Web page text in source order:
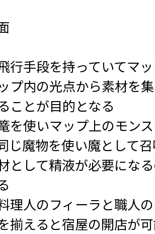
行手段を持っていてマ
プ内の光点から素材を
ことが目的となる
を使いマップ上のモン
じ魔物を使い魔として
として精液が必要にな
理人のフィーラと職人
揃えると宿屋の開店が